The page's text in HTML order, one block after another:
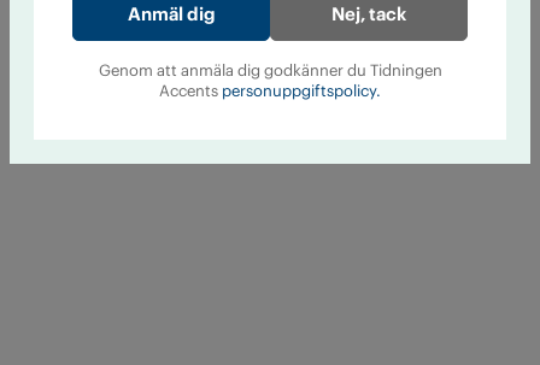
Nej, tack
Genom att anmäla dig godkänner du Tidningen
Accents personuppgiftspolicy.